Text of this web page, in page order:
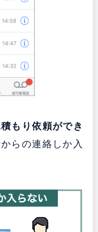
もり依頼ができ
らの連絡しか入